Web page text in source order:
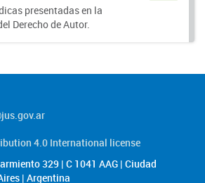
presentadas en la
Derecho de Autor.
4.0 International license
329 | C 1041 AAG | Ciudad
| Argentina